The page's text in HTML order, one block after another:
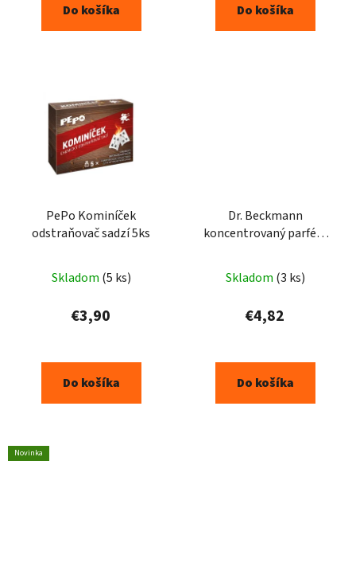
Do košíka Do košíka
PePo Kominíček
odstraňovač sadzí 5ks
Skladom (5 ks)
€3,90
Do košíka
Dr. Beckmann
koncentrovaný parfém
Skladom (3 ks)
€4,82
Do košíka
Novinka